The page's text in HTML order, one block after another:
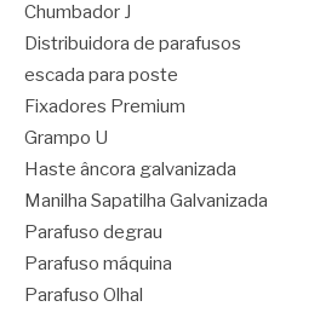
Chumbador J
Distribuidora de parafusos
escada para poste
Fixadores Premium
Grampo U
Haste âncora galvanizada
Manilha Sapatilha Galvanizada
Parafuso degrau
Parafuso máquina
Parafuso Olhal